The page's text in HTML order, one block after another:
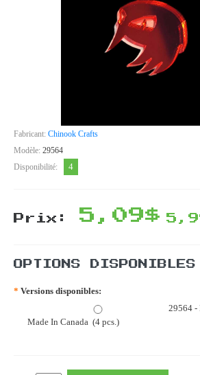
Fabricant: Chinook Crafts
Modèle: 29564
Disponibilité:
4
Prix: 5,09$
OPTIONS DISPONIBLES
* Versions disponibles:
29564 -
Made In Canada (4 pcs.)